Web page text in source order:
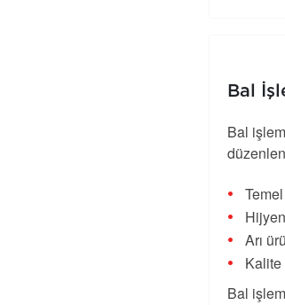
Bal
Bal
Arı
Kalite
Bal